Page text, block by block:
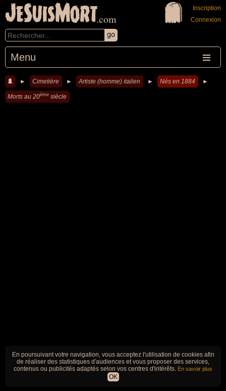
JeSuisMort.com
Menu
Inscription
Connexion
► Cimetière ► Artiste (homme) italien ► Nés en 1884 ►
Morts au 20ème siècle
En poursuivant votre navigation, vous acceptez l'utilisation de cookies afin
de réaliser des statistiques d'audiences et vous proposer des services,
contenus ou publicités adaptés selon vos centres d'intérêts. En savoir plus
OK